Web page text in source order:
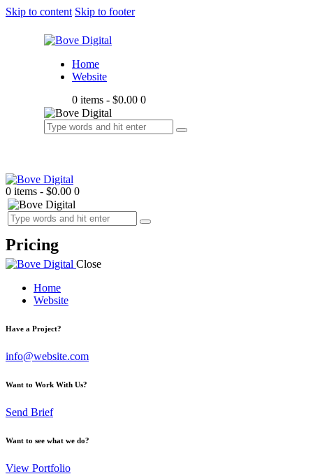
Skip to content Skip to footer
Home
Website
0 items - $0.00 0
0 items - $0.00 0
Pricing
Close
Home
Website
Have a Project?
info@website.com
Want to Work With Us?
Send Brief
Want to see what we do?
View Portfolio